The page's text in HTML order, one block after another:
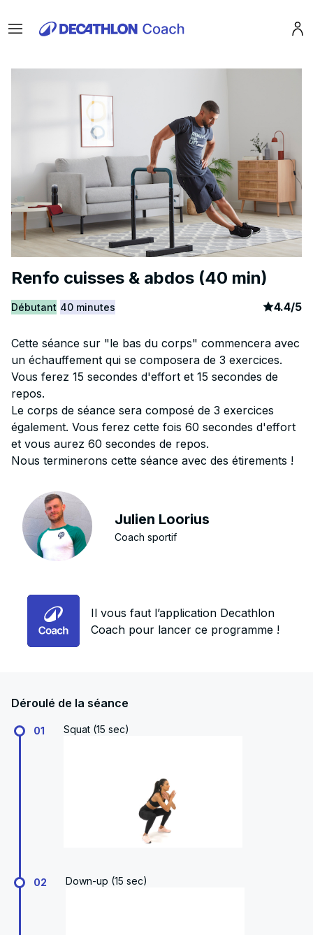
Menu
Renfo cuisses & abdos (40 min)
Débutant 40 minutes article
4.4/513
Cette séance sur "le bas du corps" commencera avec
un échauffement qui se composera de 3 exercices.
Vous ferez 15 secondes d'effort et 15 secondes de
repos.
Le corps de séance sera composé de 3 exercices
également. Vous ferez cette fois 60 secondes d'effort
et vous aurez 60 secondes de repos.
Nous terminerons cette séance avec des étirements !
Julien Loorius
Coach sportif
Il vous faut l’application Decathlon
Coach pour lancer ce programme !
Déroulé de la séance
01 Squat (15 sec)
02 Down-up (15 sec)